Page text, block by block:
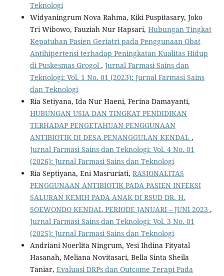
Teknologi
Widyaningrum Nova Rahma, Kiki Puspitasary, Joko
Tri Wibowo, Fauziah Nur Hapsari, Hubungan Tingkat
Kepatuhan Pasien Geriatri pada Penggunaan Obat
Antihipertensi terhadap Peningkatan Kualitas Hidup
di Puskesmas Grogol , Jurnal Farmasi Sains dan
Teknologi: Vol. 1 No. 01 (2023): Jurnal Farmasi Sains
dan Teknologi
Ria Setiyana, Ida Nur Haeni, Ferina Damayanti,
HUBUNGAN USIA DAN TINGKAT PENDIDIKAN
TERHADAP PENGETAHUAN PENGGUNAAN
ANTIBIOTIK DI DESA PENANGGULAN KENDAL ,
Jurnal Farmasi Sains dan Teknologi: Vol. 4 No. 01
(2026): Jurnal Farmasi Sains dan Teknologi
Ria Septiyana, Eni Masruriati, RASIONALITAS
PENGGUNAAN ANTIBIOTIK PADA PASIEN INFEKSI
SALURAN KEMIH PADA ANAK DI RSUD DR. H.
SOEWONDO KENDAL PERIODE JANUARI – JUNI 2023 ,
Jurnal Farmasi Sains dan Teknologi: Vol. 3 No. 01
(2025): Jurnal Farmasi Sains dan Teknologi
Andriani Noerlita Ningrum, Yesi Ihdina Fityatal
Hasanah, Meliana Novitasari, Bella Sinta Sheila
Taniar, Evaluasi DRPs dan Outcome Terapi Pada